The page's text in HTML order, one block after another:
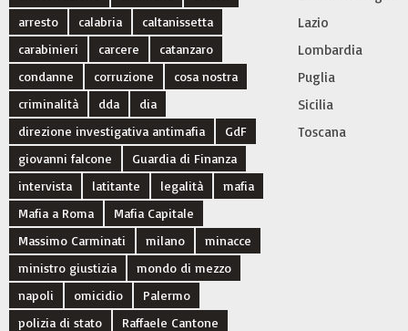
arresto
calabria
caltanissetta
carabinieri
carcere
catanzaro
condanne
corruzione
cosa nostra
criminalità
dda
dia
direzione investigativa antimafia
GdF
giovanni falcone
Guardia di Finanza
intervista
latitante legalità
mafia
Mafia a Roma
Mafia Capitale
Massimo Carminati
milano
minacce
ministro giustizia
mondo di mezzo
napoli
omicidio
Palermo
polizia di stato
Raffaele Cantone
Lazio
Lombardia
Puglia
Sicilia
Toscana